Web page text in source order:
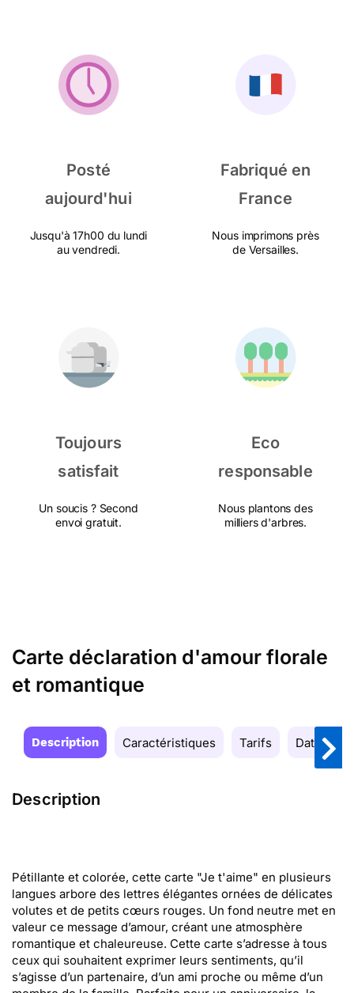
Posté
aujourd'hui
Jusqu'à 17h00 du lundi
au vendredi.
Fabriqué en
France
Nous imprimons près
de Versailles.
Toujours
satisfait
Un soucis ? Second
envoi gratuit.
Eco
responsable
Nous plantons des
milliers d'arbres.
Carte déclaration d'amour florale
et romantique
Description Caractéristiques Tarifs Date de
Description
Pétillante et colorée, cette carte "Je t'aime" en plusieurs
langues arbore des lettres élégantes ornées de délicates
volutes et de petits cœurs rouges. Un fond neutre met en
valeur ce message d’amour, créant une atmosphère
romantique et chaleureuse. Cette carte s’adresse à tous
ceux qui souhaitent exprimer leurs sentiments, qu’il
s’agisse d’un partenaire, d’un ami proche ou même d’un